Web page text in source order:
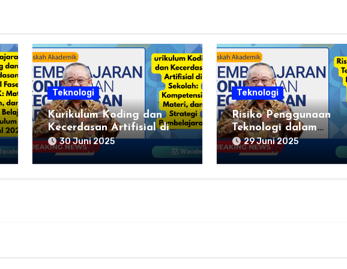
Teknologi
Kurikulum Koding dan
Kecerdasan Artifisial di
Sekolah: Kompetensi,
Materi, dan Strategi
Pembelajaran
30 Juni 2025
Teknologi
Risiko Penggunaan
Teknologi dalam
Pembelajaran Koding
Kecerdasan Artifisial
29 Juni 2025